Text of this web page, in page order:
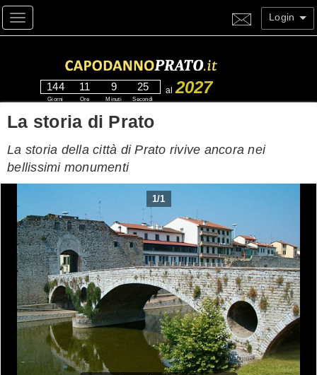
Toggle navigation Login
144
Giorni
11
Ore
9
Minuti
24
Secondi
al 2027
La storia di Prato
La storia della città di Prato rivive ancora nei
bellissimi monumenti
1/1